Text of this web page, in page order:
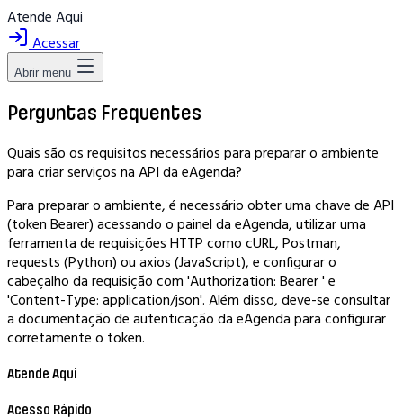
Atende Aqui
Acessar
Abrir menu
Perguntas Frequentes
Quais são os requisitos necessários para preparar o ambiente
para criar serviços na API da eAgenda?
Para preparar o ambiente, é necessário obter uma chave de API
(token Bearer) acessando o painel da eAgenda, utilizar uma
ferramenta de requisições HTTP como cURL, Postman,
requests (Python) ou axios (JavaScript), e configurar o
cabeçalho da requisição com 'Authorization: Bearer ' e
'Content-Type: application/json'. Além disso, deve-se consultar
a documentação de autenticação da eAgenda para configurar
corretamente o token.
Atende Aqui
Acesso Rápido